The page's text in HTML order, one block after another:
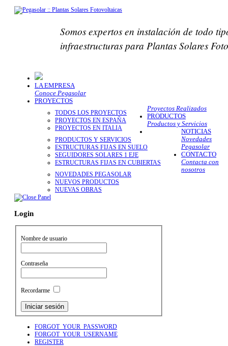
Somos expertos en instalación de todo
infraestructuras para Plantas Solares
LA EMPRESA
Conoce Pegasolar
PROYECTOS
Proyectos Realizados
TODOS LOS PROYECTOS
PROYECTOS EN ESPAÑA
PROYECTOS EN ITALIA
PRODUCTOS
Productos y Servicios
PRODUCTOS Y SERVICIOS
ESTRUCTURAS FIJAS EN SUELO
SEGUIDORES SOLARES 1 EJE
ESTRUCTURAS FIJAS EN CUBIERTAS
NOTICIAS
Novedades
Pegasolar
NOVEDADES PEGASOLAR
NUEVOS PRODUCTOS
NUEVAS OBRAS
CONTACTO
Contacta con
nosotros
Login
Nombre de usuario
Contraseña
Recordarme
FORGOT_YOUR_PASSWORD
FORGOT_YOUR_USERNAME
REGISTER